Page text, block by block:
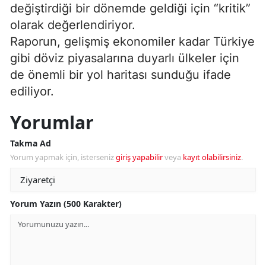
değiştirdiği bir dönemde geldiği için “kritik”
olarak değerlendiriyor.
Raporun, gelişmiş ekonomiler kadar Türkiye
gibi döviz piyasalarına duyarlı ülkeler için
de önemli bir yol haritası sunduğu ifade
ediliyor.
Yorumlar
Takma Ad
Yorum yapmak için, istersenizgiriş yapabilirveya kayıt olabilirsiniz.
Yorum Yazın (500 Karakter)